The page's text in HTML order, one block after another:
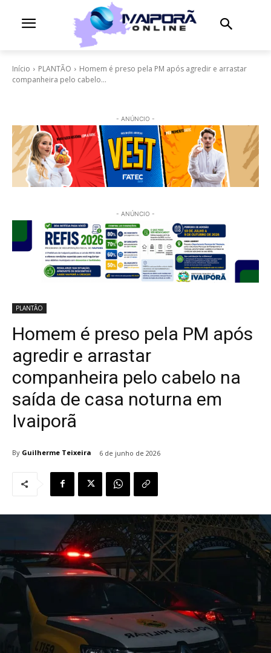
Início PLANTÃO
Homem é preso pela PM após agredir e arrastar
companheira pelo cabelo...
- ANÚNCIO -
- ANÚNCIO -
PLANTÃO
Homem é preso pela PM após
agredir e arrastar
companheira pelo cabelo na
saída de casa noturna em
Ivaiporã
By Guilherme Teixeira 6 de junho de 2026